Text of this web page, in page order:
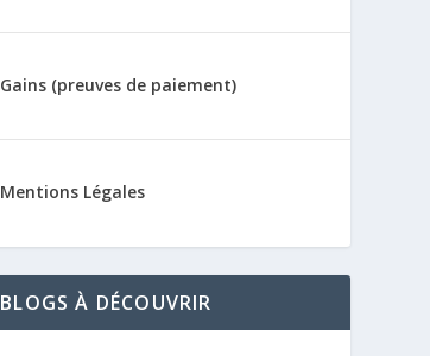
Gains (preuves de paiement)
Mentions Légales
BLOGS À DÉCOUVRIR